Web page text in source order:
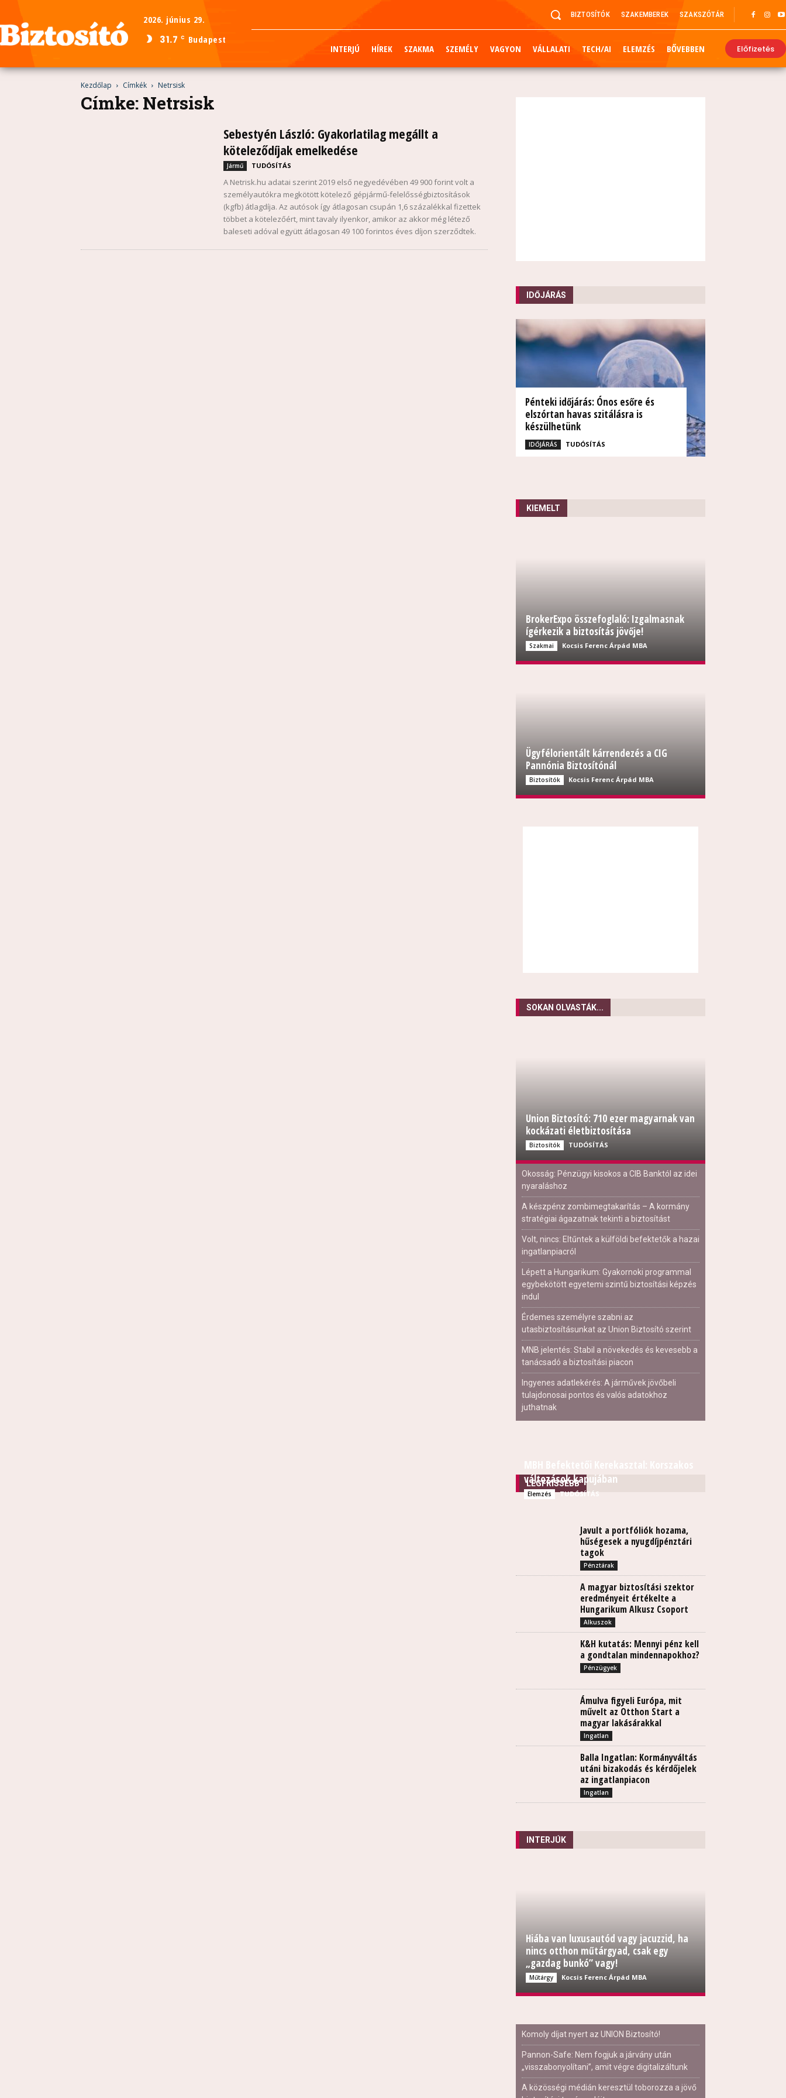
2026. június 29.
31.7 C Budapest
BIZTOSÍTÓK SZAKEMBEREK SZAKSZÓTÁR
INTERJÚ HÍREK SZAKMA SZEMÉLY VAGYON VÁLLALATI TECH/AI ELEMZÉS BŐVEBBEN Előfizetés
Kezdőlap Címkék Netrsisk
Címke: Netrsisk
Sebestyén László: Gyakorlatilag megállt a
köteleződíjak emelkedése
Jármű TUDÓSÍTÁS
A Netrisk.hu adatai szerint 2019 első negyedévében 49 900 forint volt a
személyautókra megkötött kötelező gépjármű-felelősségbiztosítások
(kgfb) átlagdíja. Az autósok így átlagosan csupán 1,6 százalékkal fizettek
többet a kötelezőért, mint tavaly ilyenkor, amikor az akkor még létező
baleseti adóval együtt átlagosan 49 100 forintos éves díjon szerződtek.
IDŐJÁRÁS
Pénteki időjárás: Ónos esőre és
elszórtan havas szitálásra is
készülhetünk
IDŐJÁRÁS TUDÓSÍTÁS
KIEMELT
BrokerExpo összefoglaló: Izgalmasnak
ígérkezik a biztosítás jövője!
Szakmai Kocsis Ferenc Árpád MBA
Ügyfélorientált kárrendezés a CIG
Pannónia Biztosítónál
Biztosítók Kocsis Ferenc Árpád MBA
SOKAN OLVASTÁK...
Union Biztosító: 710 ezer magyarnak van
kockázati életbiztosítása
Biztosítók TUDÓSÍTÁS
Okosság: Pénzügyi kisokos a CIB Banktól az idei
nyaraláshoz
A készpénz zombimegtakarítás – A kormány
stratégiai ágazatnak tekinti a biztosítást
Volt, nincs: Eltűntek a külföldi befektetők a hazai
ingatlanpiacról
Lépett a Hungarikum: Gyakornoki programmal
egybekötött egyetemi szintű biztosítási képzés
indul
Érdemes személyre szabni az
utasbiztosításunkat az Union Biztosító szerint
MNB jelentés: Stabil a növekedés és kevesebb a
tanácsadó a biztosítási piacon
Ingyenes adatlekérés: A járművek jövőbeli
tulajdonosai pontos és valós adatokhoz
juthatnak
LEGFRISSEBB
változások kapujában
Elemzés TUDÓSÍTÁS
Javult a portfóliók hozama,
hűségesek a nyugdíjpénztári
tagok
Pénztárak
A magyar biztosítási szektor
eredményeit értékelte a
Hungarikum Alkusz Csoport
Alkuszok
K&H kutatás: Mennyi pénz kell
a gondtalan mindennapokhoz?
Pénzügyek
Ámulva figyeli Európa, mit
művelt az Otthon Start a
magyar lakásárakkal
Ingatlan
Balla Ingatlan: Kormányváltás
utáni bizakodás és kérdőjelek
az ingatlanpiacon
Ingatlan
INTERJÚK
Hiába van luxusautód vagy jacuzzid, ha
nincs otthon műtárgyad, csak egy
„gazdag bunkó” vagy!
Műtárgy Kocsis Ferenc Árpád MBA
Komoly díjat nyert az UNION Biztosító!
Pannon-Safe: Nem fogjuk a járvány után
„visszabonyolítani”, amit végre digitalizáltunk
A közösségi médián keresztül toborozza a jövő